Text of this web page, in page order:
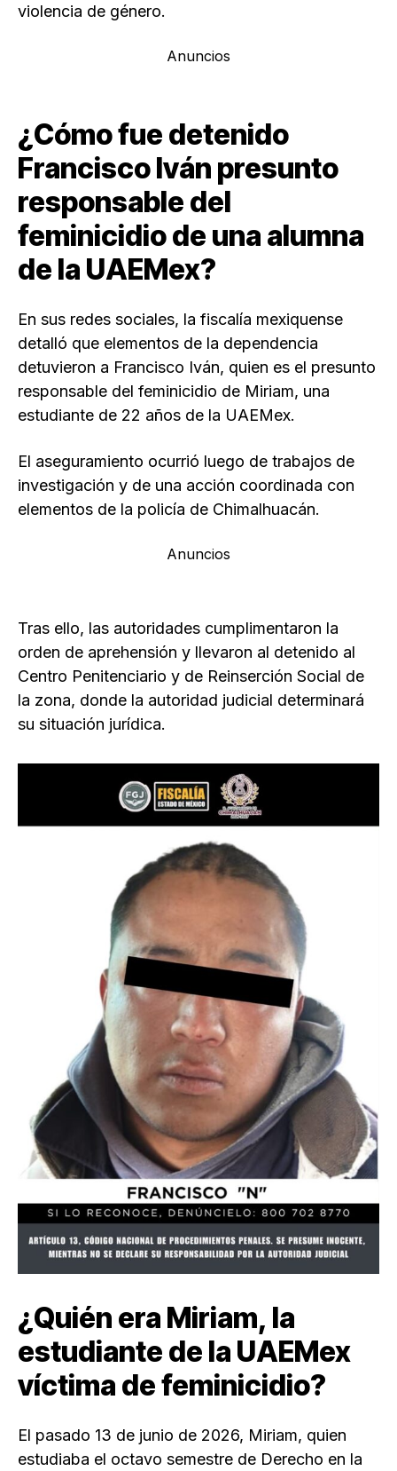
violencia de género.
Anuncios
¿Cómo fue detenido
Francisco Iván presunto
responsable del
feminicidio de una alumna
de la UAEMex?
En sus redes sociales, la fiscalía mexiquense
detalló que elementos de la dependencia
detuvieron a Francisco Iván, quien es el presunto
responsable del feminicidio de Miriam, una
estudiante de 22 años de la UAEMex.
El aseguramiento ocurrió luego de trabajos de
investigación y de una acción coordinada con
elementos de la policía de Chimalhuacán.
Anuncios
Tras ello, las autoridades cumplimentaron la
orden de aprehensión y llevaron al detenido al
Centro Penitenciario y de Reinserción Social de
la zona, donde la autoridad judicial determinará
su situación jurídica.
¿Quién era Miriam, la
estudiante de la UAEMex
víctima de feminicidio?
El pasado 13 de junio de 2026, Miriam, quien
estudiaba el octavo semestre de Derecho en la